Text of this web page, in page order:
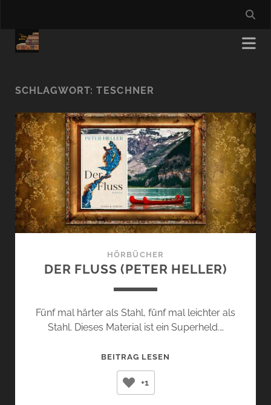
SCHLAGWORT:TESCHNER
HÖRBÜCHER
DER FLUSS (PETER HELLER)
Fünf mal härter als Stahl, fünf mal leichter als
Stahl. Dieses Material ist ein Superheld.…
BEITRAG LESEN
+1